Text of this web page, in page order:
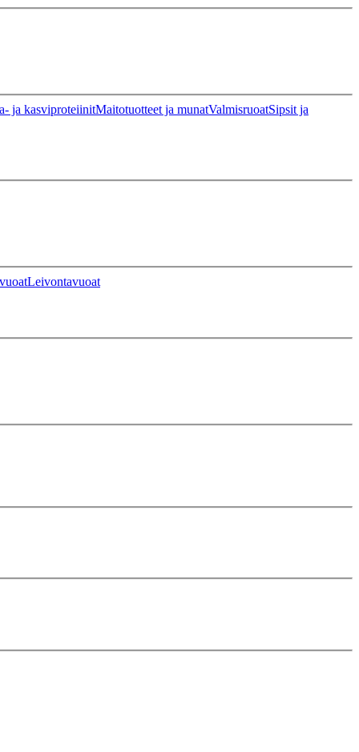
ja kasviproteiinitMaitotuotteet ja munatValmisruoatSipsit ja
Leivontavuoat